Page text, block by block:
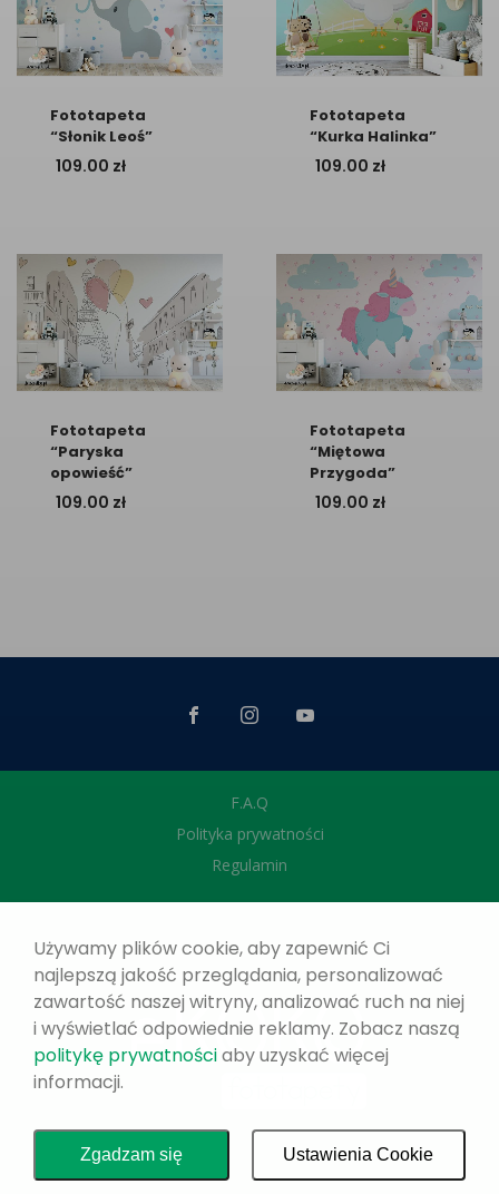
Fototapeta
“Słonik Leoś”
109.00 zł
Fototapeta
“Kurka Halinka”
109.00 zł
Fototapeta
“Paryska
opowieść”
109.00 zł
Fototapeta
“Miętowa
Przygoda”
109.00 zł
F.A.Q
Polityka prywatności
Regulamin
Używamy plików cookie, aby zapewnić Ci
najlepszą jakość przeglądania, personalizować
zawartość naszej witryny, analizować ruch na niej
i wyświetlać odpowiednie reklamy. Zobacz naszą
politykę prywatnościaby uzyskać więcej
informacji.
Zgadzam się Ustawienia Cookie